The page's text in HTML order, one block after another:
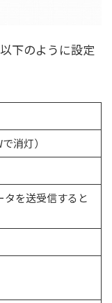
下のように設定
消灯）
を送受信すると